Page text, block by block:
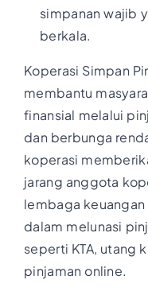
simpanan wajib
berkala.
Koperasi Simpan
membantu
finansial melalui
dan berbunga
koperasi
jarang anggota
lembaga
dalam melunasi
seperti KTA, utang
pinjaman online.